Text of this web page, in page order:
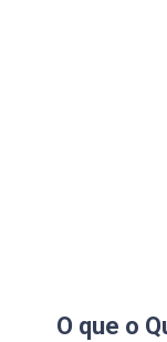
O que o